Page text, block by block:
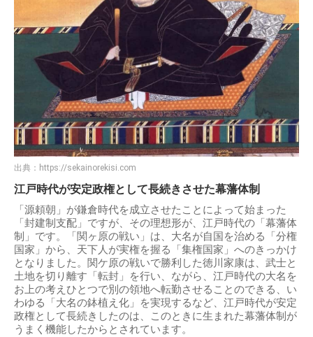
出典： https://sekainorekisi.com
江戸時代が安定政権として長続きさせた幕藩体制
「源頼朝」が鎌倉時代を成立させたことによって始まった
「封建制支配」ですが、その理想形が、江戸時代の「幕藩体
制」です。「関ヶ原の戦い」は、大名が自国を治める「分権
国家」から、天下人が実権を握る「集権国家」へのきっかけ
となりました。関ケ原の戦いで勝利した徳川家康は、武士と
土地を切り離す「転封」を行い、ながら、江戸時代の大名を
お上の考えひとつで別の領地へ転勤させることのできる、い
わゆる「大名の鉢植え化」を実現するなど、江戸時代が安定
政権として長続きしたのは、このときに生まれた幕藩体制が
うまく機能したからとされています。